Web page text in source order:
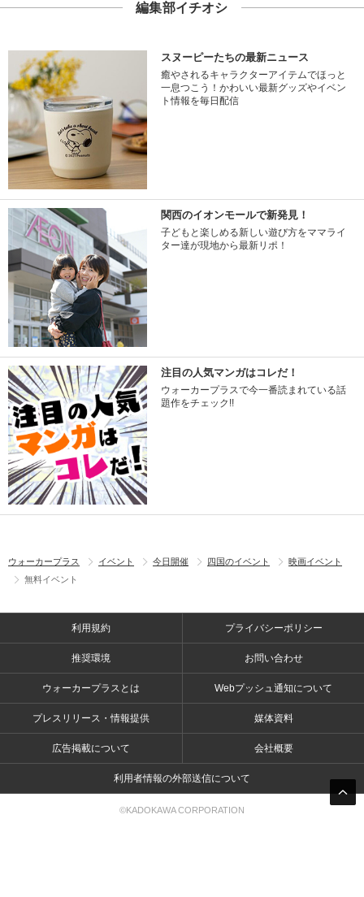
編集部イチオシ
スヌーピーたちの最新ニュース
癒やされるキャラクターアイテムでほっと
一息つこう！かわいい最新グッズやイベン
ト情報を毎日配信
関西のイオンモールで新発見！
子どもと楽しめる新しい遊び方をママライ
ター達が現地から最新リポ！
注目の人気マンガはコレだ！
ウォーカープラスで今一番読まれている話
題作をチェック!!
ウォーカープラス イベント 今日開催 四国のイベント
映画イベント
無料イベント
利用規約 プライバシーポリシー
推奨環境 お問い合わせ
ウォーカープラスとは Webプッシュ通知について
プレスリリース・情報提供 媒体資料
広告掲載について 会社概要
利用者情報の外部送信について
©KADOKAWA CORPORATION